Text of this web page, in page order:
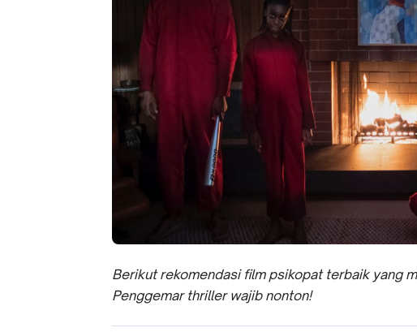
Berikut rekomendasi film psikopat terbaik yang
Penggemar thriller wajib nonton!